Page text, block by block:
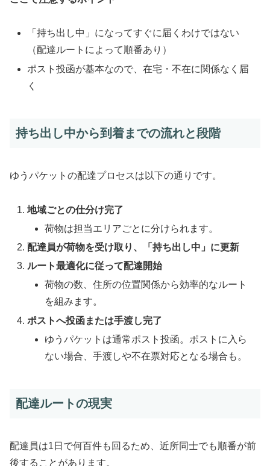
「持ち出し中」になってすぐに届くわけではない
（配達ルートによって順番あり）
ポスト投函が基本なので、在宅・不在に関係なく届
く
持ち出し中から到着までの流れと段階
ゆうパケットの配達プロセスは以下の通りです。
地域ごとの仕分け完了
荷物は担当エリアごとに分けられます。
配達員が荷物を受け取り、「持ち出し中」に更新
ルート最適化に従って配達開始
荷物の数、住所の位置関係から効率的なルート
を組みます。
ポストへ投函または手渡し完了
ゆうパケットは通常ポスト投函。ポストに入ら
ない場合、手渡しや不在票対応となる場合も。
配達ルートの現実
配達員は1日で何百件も回るため、近所同士でも順番が前
後することがあります。